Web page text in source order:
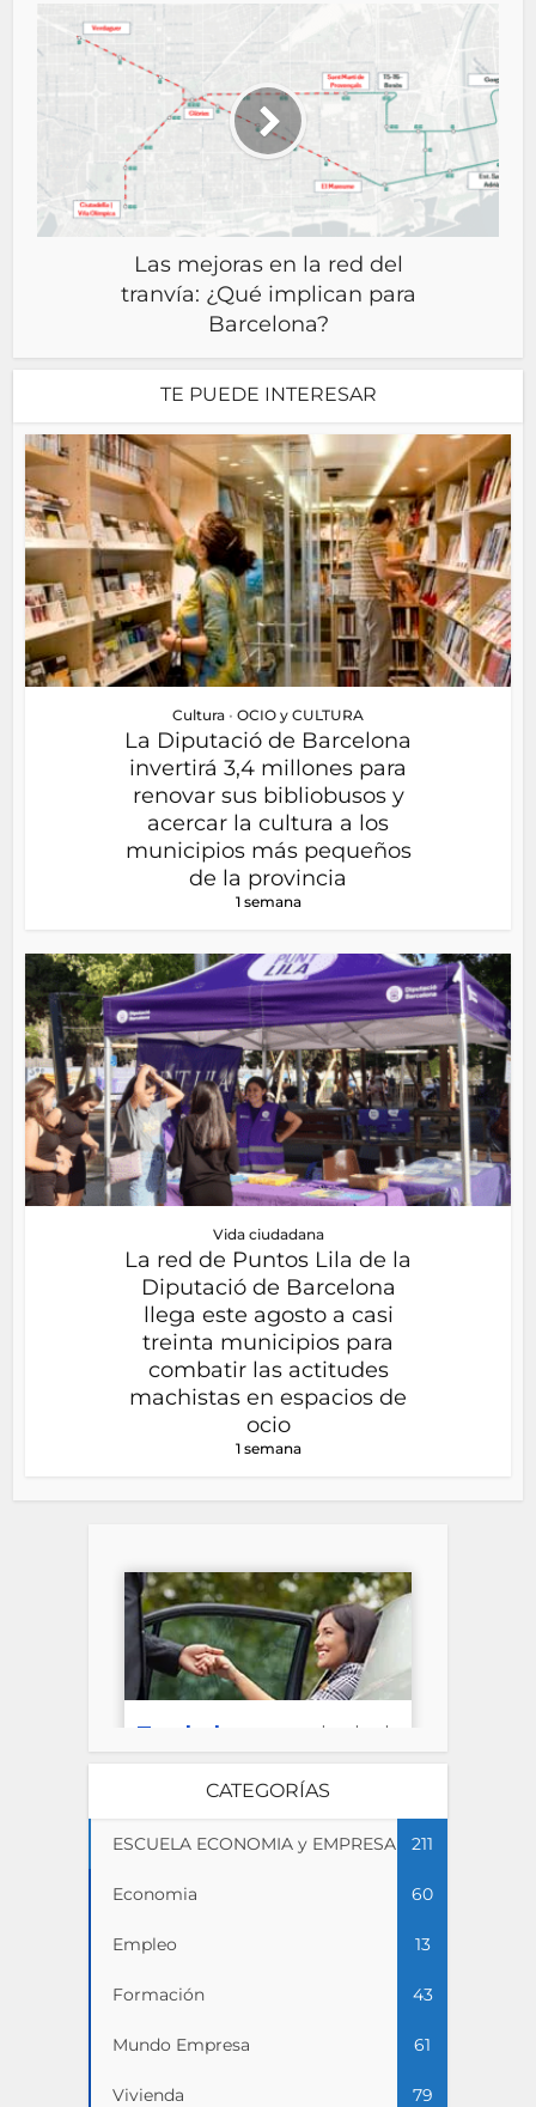
Las mejoras en la red del
tranvía: ¿Qué implican para
Barcelona?
TE PUEDE INTERESAR
Cultura • OCIO y CULTURA
La Diputació de Barcelona
invertirá 3,4 millones para
renovar sus bibliobusos y
acercar la cultura a los
municipios más pequeños
de la provincia
1 semana
Vida ciudadana
La red de Puntos Lila de la
Diputació de Barcelona
llega este agosto a casi
treinta municipios para
combatir las actitudes
machistas en espacios de
ocio
1 semana
CATEGORÍAS
ESCUELA ECONOMIA y EMPRESA 211
Economia 60
Empleo 13
Formación 43
Mundo Empresa 61
Vivienda 79